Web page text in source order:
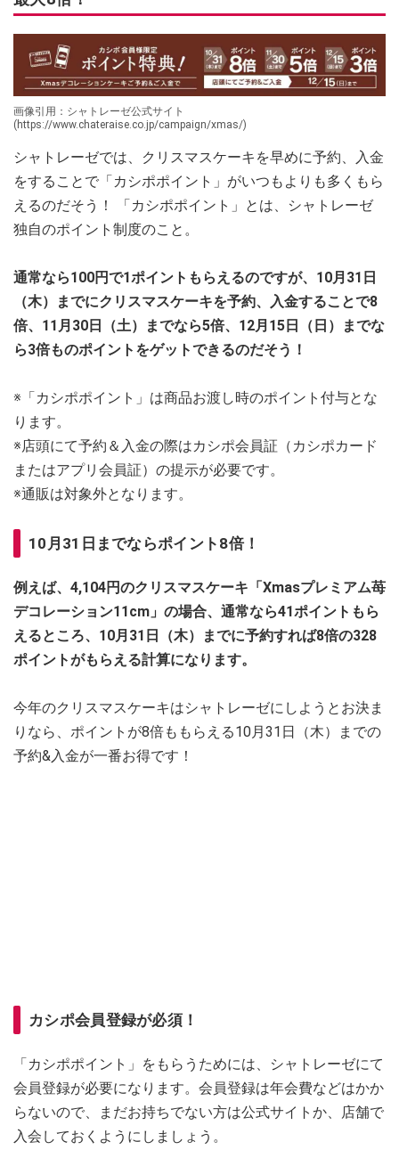
画像引用：シャトレーゼ公式サイト
(https://www.chateraise.co.jp/campaign/xmas/)
シャトレーゼでは、クリスマスケーキを早めに予約、入金
をすることで「カシポポイント」がいつもよりも多くもら
えるのだそう！ 「カシポポイント」とは、シャトレーゼ
独自のポイント制度のこと。
通常なら100円で1ポイントもらえるのですが、10月31日
（木）までにクリスマスケーキを予約、入金することで8
倍、11月30日（土）までなら5倍、12月15日（日）までな
ら3倍ものポイントをゲットできるのだそう！
※「カシポポイント」は商品お渡し時のポイント付与とな
ります。
※店頭にて予約＆入金の際はカシポ会員証（カシポカード
またはアプリ会員証）の提示が必要です。
※通販は対象外となります。
10月31日までならポイント8倍！
例えば、4,104円のクリスマスケーキ「Xmasプレミアム苺
デコレーション11cm」の場合、通常なら41ポイントもら
えるところ、10月31日（木）までに予約すれば8倍の328
ポイントがもらえる計算になります。
今年のクリスマスケーキはシャトレーゼにしようとお決ま
りなら、ポイントが8倍ももらえる10月31日（木）までの
予約&入金が一番お得です！
カシポ会員登録が必須！
「カシポポイント」をもらうためには、シャトレーゼにて
会員登録が必要になります。会員登録は年会費などはかか
らないので、まだお持ちでない方は公式サイトか、店舗で
入会しておくようにしましょう。